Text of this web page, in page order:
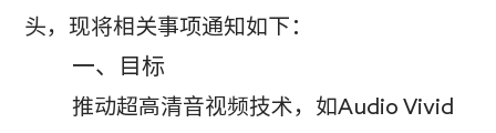
头，现将相关事项通知如下：
一、目标
推动超高清音视频技术，如Audio Vivid